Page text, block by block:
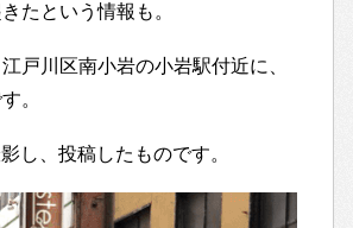
たという情報も。
戸川区南小岩の小岩駅付近に、
。
し、投稿したものです。